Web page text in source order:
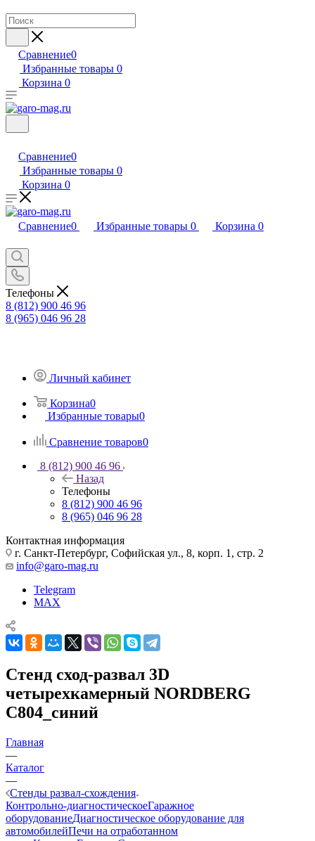
Сравнение0
Избранные товары 0
Корзина 0
Сравнение0
Избранные товары 0
Корзина 0
Сравнение0 Избранные товары 0 Корзина 0
Телефоны
8 (812) 900 46 96
8 (965) 046 96 28
Личный кабинет
Корзина0
Избранные товары0
Сравнение товаров0
8 (812) 900 46 96
Назад
Телефоны
8 (812) 900 46 96
8 (965) 046 96 28
Контактная информация
г. Санкт-Петербург, Софийская ул., 8, корп. 1, стр. 2
info@garo-mag.ru
Telegram
MAX
Стенд сход-развал 3D
четырехкамерный NORDBERG
C804_синий
Главная
—
Каталог
—
Стенды развал-схождения
Контрольно-диагностическоеГаражное
оборудованиеДиагностическое оборудование для
автомобилейПечи на отработанном